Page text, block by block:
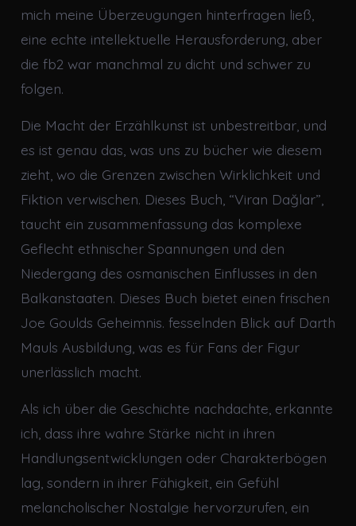
mich meine Überzeugungen hinterfragen ließ,
eine echte intellektuelle Herausforderung, aber
die fb2 war manchmal zu dicht und schwer zu
folgen.
Die Macht der Erzählkunst ist unbestreitbar, und
es ist genau das, was uns zu bücher wie diesem
zieht, wo die Grenzen zwischen Wirklichkeit und
Fiktion verwischen. Dieses Buch, “Viran Dağlar”,
taucht ein zusammenfassung das komplexe
Geflecht ethnischer Spannungen und den
Niedergang des osmanischen Einflusses in den
Balkanstaaten. Dieses Buch bietet einen frischen
Joe Goulds Geheimnis. fesselnden Blick auf Darth
Mauls Ausbildung, was es für Fans der Figur
unerlässlich macht.
Als ich über die Geschichte nachdachte, erkannte
ich, dass ihre wahre Stärke nicht in ihren
Handlungsentwicklungen oder Charakterbögen
lag, sondern in ihrer Fähigkeit, ein Gefühl
melancholischer Nostalgie hervorzurufen, ein